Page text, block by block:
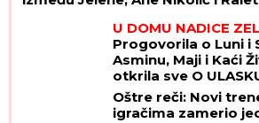
U DOMU NADICE
Progovorila o Luni i
Asminu, Maji i Kaći
otkrila sve O
KIJOM: "Dečko joj
(VIDEO)
Oštre reči: Novi
igračima zamerio